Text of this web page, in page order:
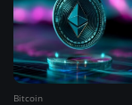
Bitcoin